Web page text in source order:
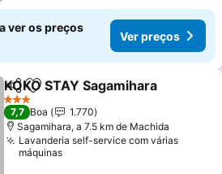
ver os preços
Ver preços
PartilharAdicionar aos favoritos
KOKO STAY Sagamihara
3 Estrelas
7,7 Boa
1.770
Sagamihara, a 7.5 km de Machida
Lavanderia self-service com várias
máquinas